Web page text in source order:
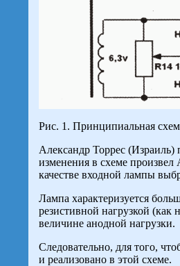
Рис. 1. Принципиальная
Александр Торрес
изменения в схеме
качестве входной лампы
Лампа характеризуется
резистивной нагрузкой (как
величине анодной нагрузки.
Следовательно, для того,
и реализовано в этой схеме.